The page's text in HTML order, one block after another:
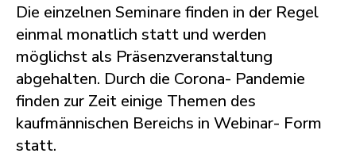
Die einzelnen Seminare finden in der Regel
einmal monatlich statt und werden
möglichst als Präsenzveranstaltung
abgehalten. Durch die Corona- Pandemie
finden zur Zeit einige Themen des
kaufmännischen Bereichs in Webinar- Form
statt.